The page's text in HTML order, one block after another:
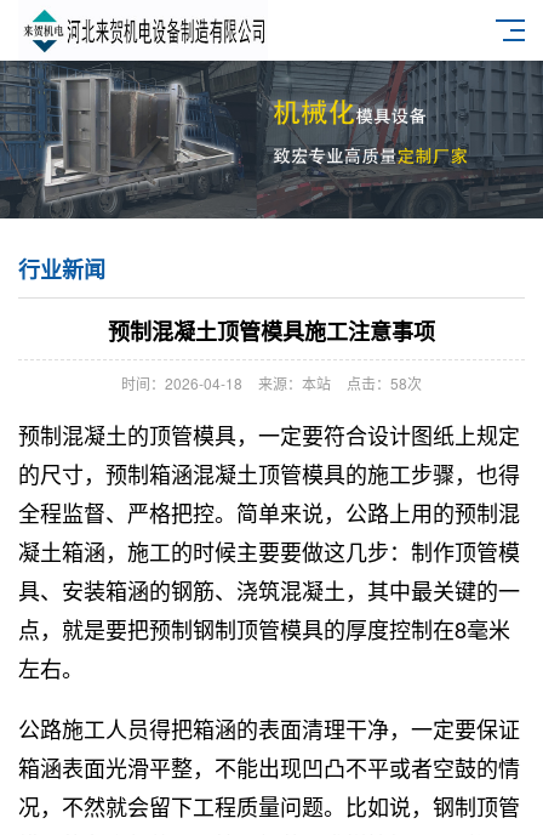
行业新闻
预制混凝土顶管模具施工注意事项
时间：2026-04-18 来源：本站 点击：58次
预制混凝土的顶管模具，一定要符合设计图纸上规定
的尺寸，预制箱涵混凝土顶管模具的施工步骤，也得
全程监督、严格把控。简单来说，公路上用的预制混
凝土箱涵，施工的时候主要要做这几步：制作顶管模
具、安装箱涵的钢筋、浇筑混凝土，其中最关键的一
点，就是要把预制钢制顶管模具的厚度控制在8毫米
左右。
公路施工人员得把箱涵的表面清理干净，一定要保证
箱涵表面光滑平整，不能出现凹凸不平或者空鼓的情
况，不然就会留下工程质量问题。比如说，钢制顶管